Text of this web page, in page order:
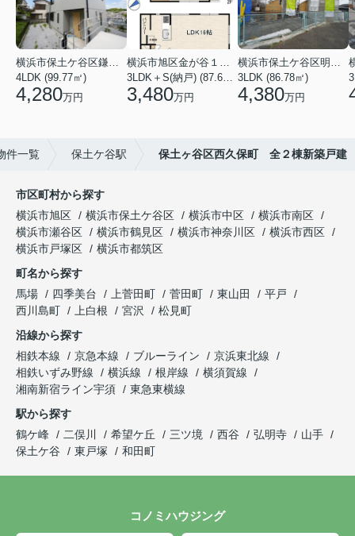
4LDK (99.77㎡)
4,280万円 3,480万円
3LDK (86.78㎡)
4,380万円
件一覧 保土ケ谷駅 保土ヶ谷区西久保町 全２棟新築戸建
市区町村から探す
横浜市旭区
横浜市保土ケ谷区 横浜市中区
横浜市南区
横浜市瀬谷区
横浜市鶴見区 横浜市神奈川区
横浜市西区
横浜市戸塚区
横浜市都筑区
町名から探す
馬場
四季美台 上菅田町 菅田町 東山田
平戸
西川島町
上白根 宮沢
松見町
沿線から探す
相鉄本線
京急本線 ブルーライン
京浜東北線
相鉄いずみ野線
横浜線 根岸線
横須賀線
湘南新宿ライン宇須
東急東横線
駅から探す
鶴ケ峰
二俣川 希望ケ丘 三ツ境 西谷 弘明寺
山手
保土ケ谷
東戸塚 和田町
コノミハウジング